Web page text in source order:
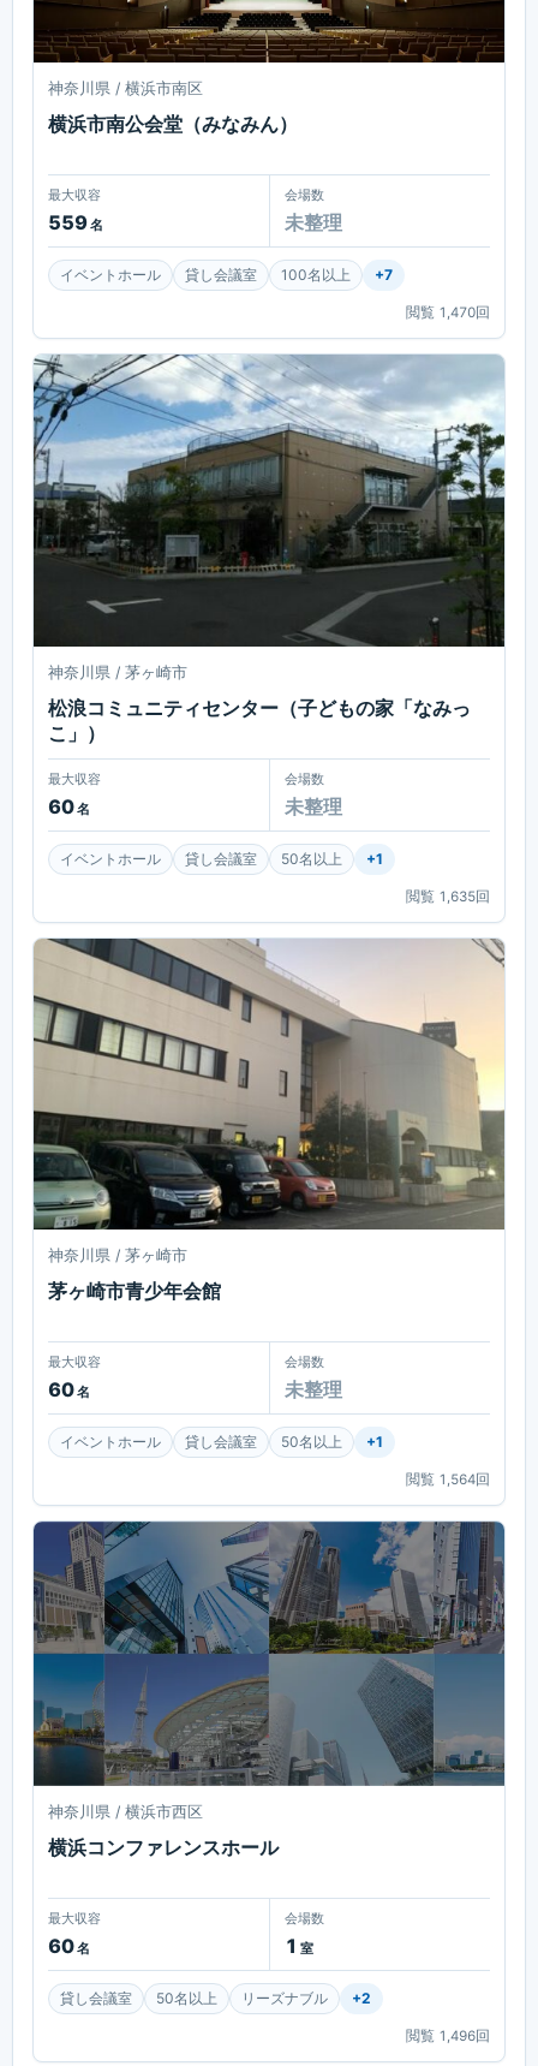
神奈川県 / 横浜市南区
横浜市南公会堂（みなみん）
最大収容
559名
会場数
未整理
イベントホール 貸し会議室 100名以上 +7
閲覧 1,470回
神奈川県 / 茅ヶ崎市
松浪コミュニティセンター（子どもの家「なみっ
こ」）
最大収容
60名
会場数
未整理
イベントホール 貸し会議室 50名以上 +1
閲覧 1,635回
神奈川県 / 茅ヶ崎市
茅ヶ崎市青少年会館
最大収容
60名
会場数
未整理
イベントホール 貸し会議室 50名以上 +1
閲覧 1,564回
神奈川県 / 横浜市西区
横浜コンファレンスホール
最大収容
60名
会場数
1 室
貸し会議室 50名以上 リーズナブル +2
閲覧 1,496回